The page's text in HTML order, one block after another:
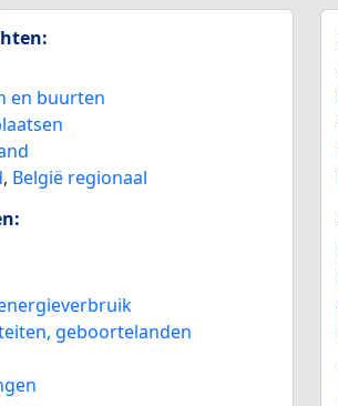
en buurten
, België regionaal
geboortelanden